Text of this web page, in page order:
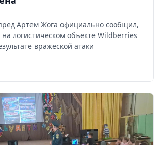
Артем Жога официально сообщил,
на логистическом объекте Wildberries
вражеской атаки